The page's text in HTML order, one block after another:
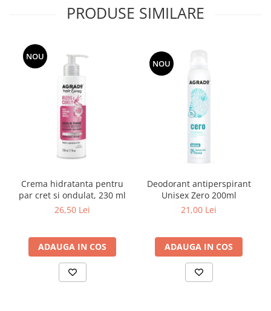
PRODUSE SIMILARE
NOU
Crema hidratanta pentru
par cret si ondulat, 230 ml
26,50 Lei
ADAUGA IN COS
NOU
Deodorant antiperspirant
Unisex Zero 200ml
21,00 Lei
ADAUGA IN COS